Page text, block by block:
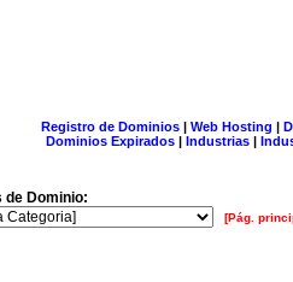
Registro de Dominios| Web Hosting |
Dominios Expirados | Industrias |
de Dominio:
[Pág.